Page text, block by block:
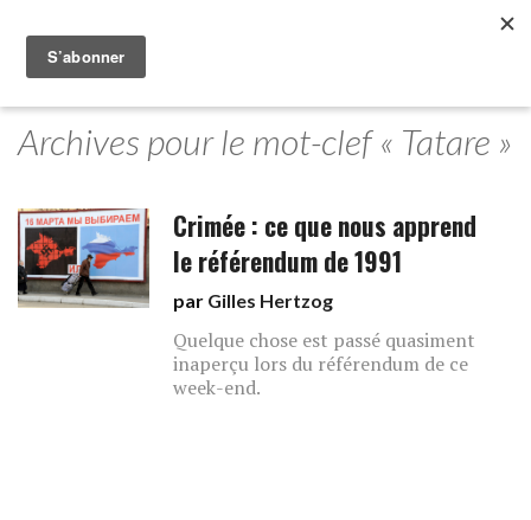
Archives pour le mot-clef « Tatare »
Crimée : ce que nous apprend
le référendum de 1991
par Gilles Hertzog
Quelque chose est passé quasiment
inaperçu lors du référendum de ce
week-end.